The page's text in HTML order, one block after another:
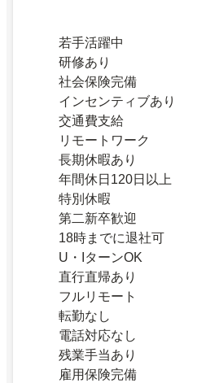
若手活躍中
研修あり
社会保険完備
インセンティブあり
交通費支給
リモートワーク
長期休暇あり
年間休日120日以上
特別休暇
第二新卒歓迎
18時までに退社可
U・IターンOK
直行直帰あり
フルリモート
転勤なし
電話対応なし
残業手当あり
雇用保険完備